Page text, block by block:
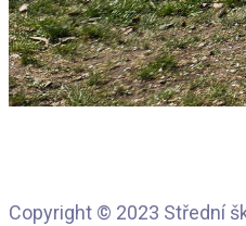
Copyright © 2023 Střední